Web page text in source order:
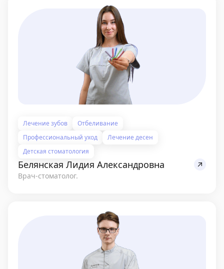
Лечение зубов
Отбеливание
Профессиональный уход
Лечение десен
Детская стоматология
Белянская Лидия Александровна
Врач-стоматолог.